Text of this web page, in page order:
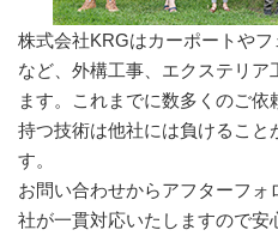
株式会社KRGはカーポートや
など、外構工事、エクステリ
ます。これまでに数多くのご
持つ技術は他社には負けること
す。
お問い合わせからアフターフォ
社が一貫対応いたしますので安